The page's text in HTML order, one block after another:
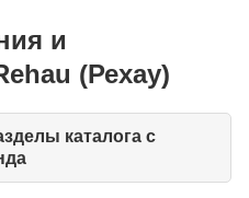
и
(Рехау)
каталога с
to